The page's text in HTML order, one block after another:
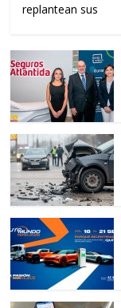
replantean sus